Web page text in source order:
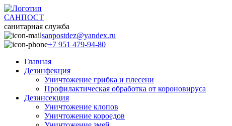
САНПОСТ
санитарная служба
sanpostdez@yandex.ru
+7 951 479-94-80
Главная
Дезинфекция
Уничтожение грибка и плесени
Профилактическая обработка от короновируса
Дезинсекция
Уничтожение клопов
Уничтожение короедов